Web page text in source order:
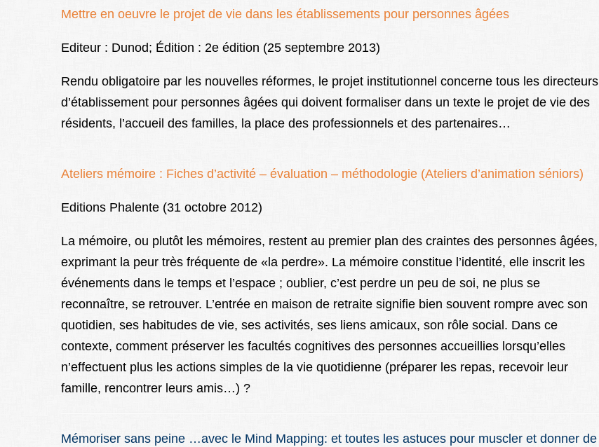
Mettre en oeuvre le projet de vie dans les établissements pour personnes âgées
Editeur : Dunod; Édition : 2e édition (25 septembre 2013)
Rendu obligatoire par les nouvelles réformes, le projet institutionnel concerne tous les directeurs
d’établissement pour personnes âgées qui doivent formaliser dans un texte le projet de vie des
résidents, l’accueil des familles, la place des professionnels et des partenaires…
Ateliers mémoire : Fiches d’activité – évaluation – méthodologie (Ateliers d’animation séniors)
Editions Phalente (31 octobre 2012)
La mémoire, ou plutôt les mémoires, restent au premier plan des craintes des personnes âgées,
exprimant la peur très fréquente de «la perdre». La mémoire constitue l’identité, elle inscrit les
événements dans le temps et l’espace ; oublier, c’est perdre un peu de soi, ne plus se
reconnaître, se retrouver. L’entrée en maison de retraite signifie bien souvent rompre avec son
quotidien, ses habitudes de vie, ses activités, ses liens amicaux, son rôle social. Dans ce
contexte, comment préserver les facultés cognitives des personnes accueillies lorsqu’elles
n’effectuent plus les actions simples de la vie quotidienne (préparer les repas, recevoir leur
famille, rencontrer leurs amis…) ?
Mémoriser sans peine …avec le Mind Mapping: et toutes les astuces pour muscler et donner de